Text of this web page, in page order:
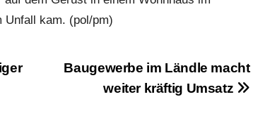
Unfall kam. (pol/pm)
Baugewerbe im Ländle macht
weiter kräftig Umsatz